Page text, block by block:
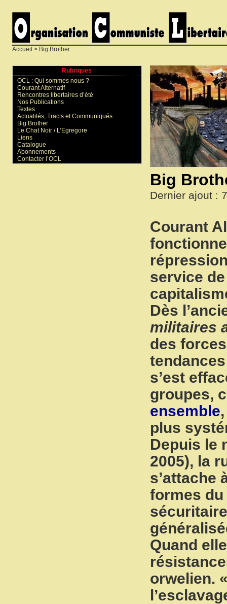
Accueil > Big Brother
Big
Dernier ajout :
Courant
service
Dès
militaires
des
s’est
groupes,
ensemble
plus
Depuis le
2005), la
s’attache
formes
Quand
orwelien.
Rubriques
OCL : Qui sommes nous ?
Courant Alternatif
Rencontres libertaires d’été
Nos Publications
Textes
Actualités, Tracts et Communiqués
Big Brother
Le Chat Noir / L’Egregore
Liens
Catalogue
Abonnements
Contacter l’OCL